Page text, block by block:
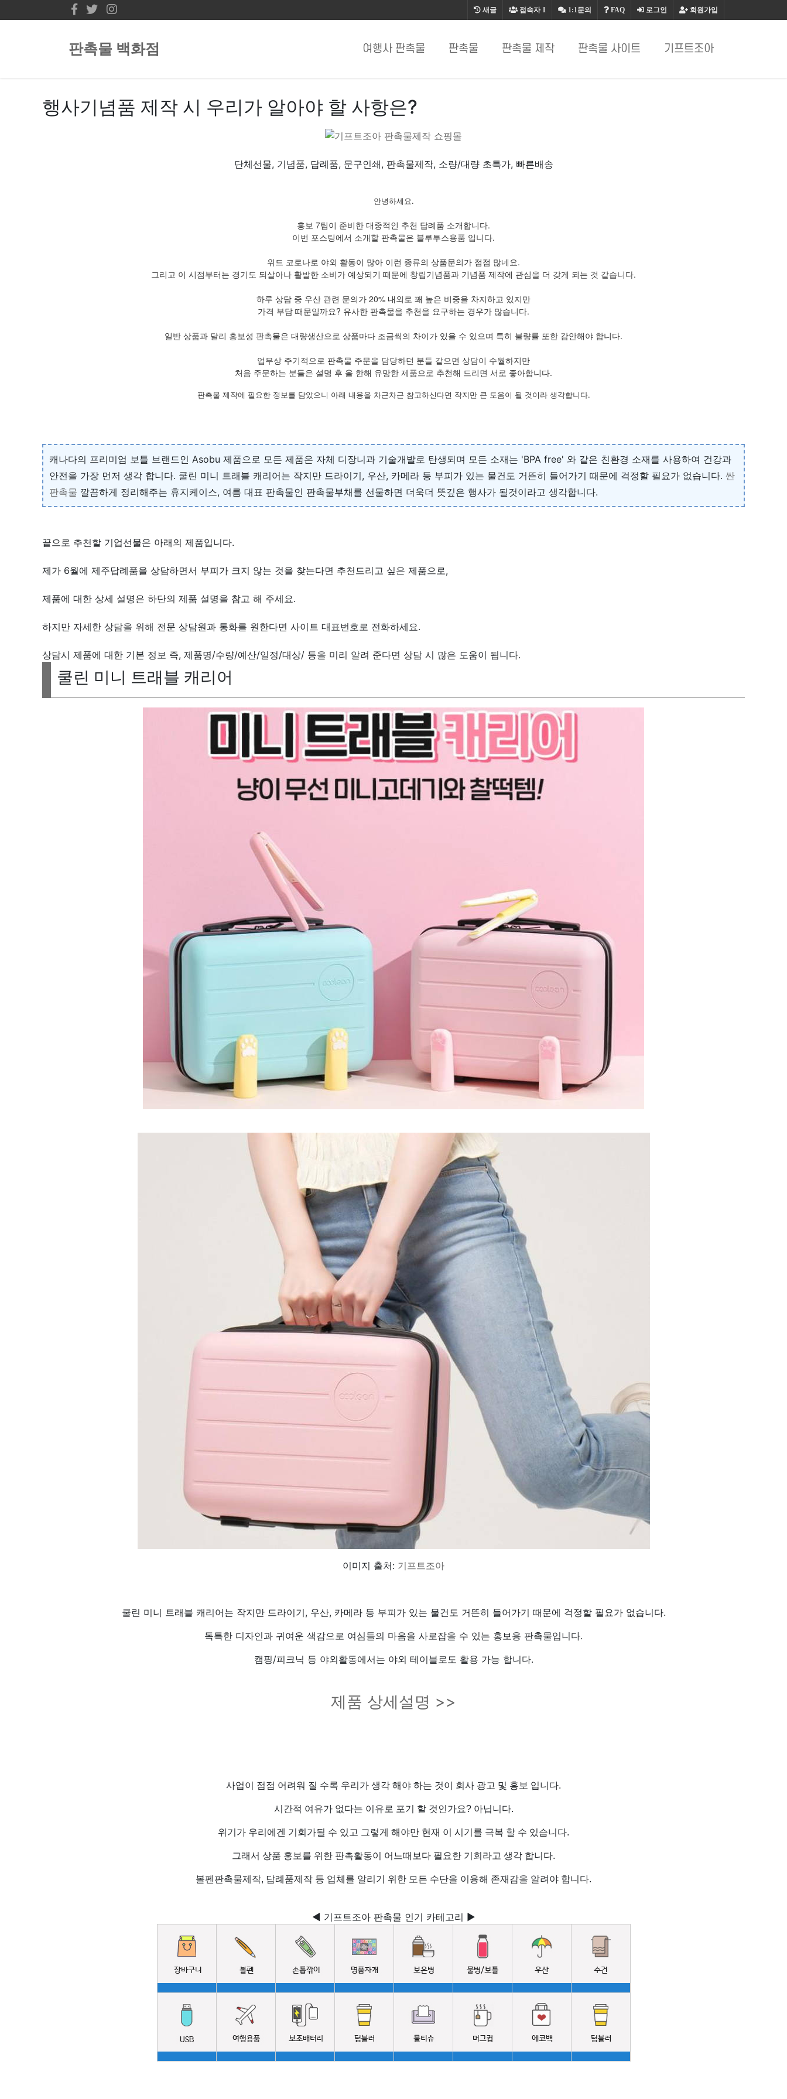
회원가입
로그인
FAQ
1:1문의
접속자1
새글
판촉물 백화점 여행사 판촉물 판촉물 판촉물 제작 판촉물 사이트 기프트조아
행사기념품 제작 시 우리가 알아야 할 사항은?
단체선물, 기념품, 답례품, 문구인쇄, 판촉물제작, 소량/대량 초특가, 빠른배송
안녕하세요.
홍보 7팀이 준비한 대중적인 추천 답례품 소개합니다.
이번 포스팅에서 소개할 판촉물은 블루투스용품 입니다.
위드 코로나로 야외 활동이 많아 이런 종류의 상품문의가 점점 많네요.
그리고 이 시점부터는 경기도 되살아나 활발한 소비가 예상되기 때문에 창립기념품과 기념품 제작에 관심을 더 갖게 되는 것 같습니다.
하루 상담 중 우산 관련 문의가 20% 내외로 꽤 높은 비중을 차지하고 있지만
가격 부담 때문일까요? 유사한 판촉물을 추천을 요구하는 경우가 많습니다.
일반 상품과 달리 홍보성 판촉물은 대량생산으로 상품마다 조금씩의 차이가 있을 수 있으며 특히 불량률 또한 감안해야 합니다.
업무상 주기적으로 판촉물 주문을 담당하던 분들 같으면 상담이 수월하지만
처음 주문하는 분들은 설명 후 올 한해 유망한 제품으로 추천해 드리면 서로 좋아합니다.
판촉물 제작에 필요한 정보를 담았으니 아래 내용을 차근차근 참고하신다면 작지만 큰 도움이 될 것이라 생각합니다.
캐나다의 프리미엄 보틀 브랜드인 Asobu 제품으로 모든 제품은 자체 디장니과 기술개발로 탄생되며 모든 소재는 'BPA free' 와 같은 친환경 소재를 사용하여 건강과
안전을 가장 먼저 생각 합니다. 쿨린 미니 트래블 캐리어는 작지만 드라이기, 우산, 카메라 등 부피가 있는 물건도 거뜬히 들어가기 때문에 걱정할 필요가 없습니다. 싼
판촉물 깔끔하게 정리해주는 휴지케이스, 여름 대표 판촉물인 판촉물부채를 선물하면 더욱더 뜻깊은 행사가 될것이라고 생각합니다.
끝으로 추천할 기업선물은 아래의 제품입니다.
제가 6월에 제주답례품을 상담하면서 부피가 크지 않는 것을 찾는다면 추천드리고 싶은 제품으로,
제품에 대한 상세 설명은 하단의 제품 설명을 참고 해 주세요.
하지만 자세한 상담을 위해 전문 상담원과 통화를 원한다면 사이트 대표번호로 전화하세요.
상담시 제품에 대한 기본 정보 즉, 제품명/수량/예산/일정/대상/ 등을 미리 알려 준다면 상담 시 많은 도움이 됩니다.
쿨린 미니 트래블 캐리어
이미지 출처: 기프트조아
쿨린 미니 트래블 캐리어는 작지만 드라이기, 우산, 카메라 등 부피가 있는 물건도 거뜬히 들어가기 때문에 걱정할 필요가 없습니다.
독특한 디자인과 귀여운 색감으로 여심들의 마음을 사로잡을 수 있는 홍보용 판촉물입니다.
캠핑/피크닉 등 야외활동에서는 야외 테이블로도 활용 가능 합니다.
제품 상세설명 >>
사업이 점점 어려워 질 수록 우리가 생각 해야 하는 것이 회사 광고 및 홍보 입니다.
시간적 여유가 없다는 이유로 포기 할 것인가요? 아닙니다.
위기가 우리에겐 기회가될 수 있고 그렇게 해야만 현재 이 시기를 극복 할 수 있습니다.
그래서 상품 홍보를 위한 판촉활동이 어느때보다 필요한 기회라고 생각 합니다.
볼펜판촉물제작, 답례품제작 등 업체를 알리기 위한 모든 수단을 이용해 존재감을 알려야 합니다.
◀ 기프트조아 판촉물 인기 카테고리 ▶